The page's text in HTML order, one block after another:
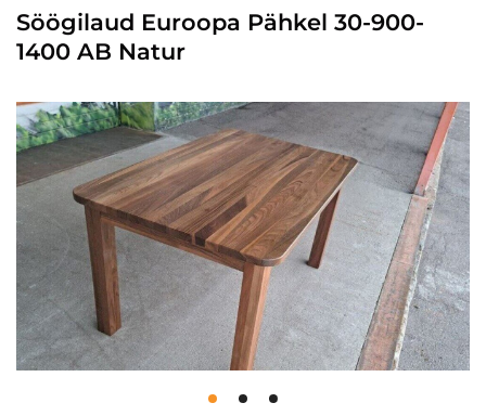
Blogi
Kontaktid
Söögilaud Euroopa Pähkel 30-900-
1400 AB Natur